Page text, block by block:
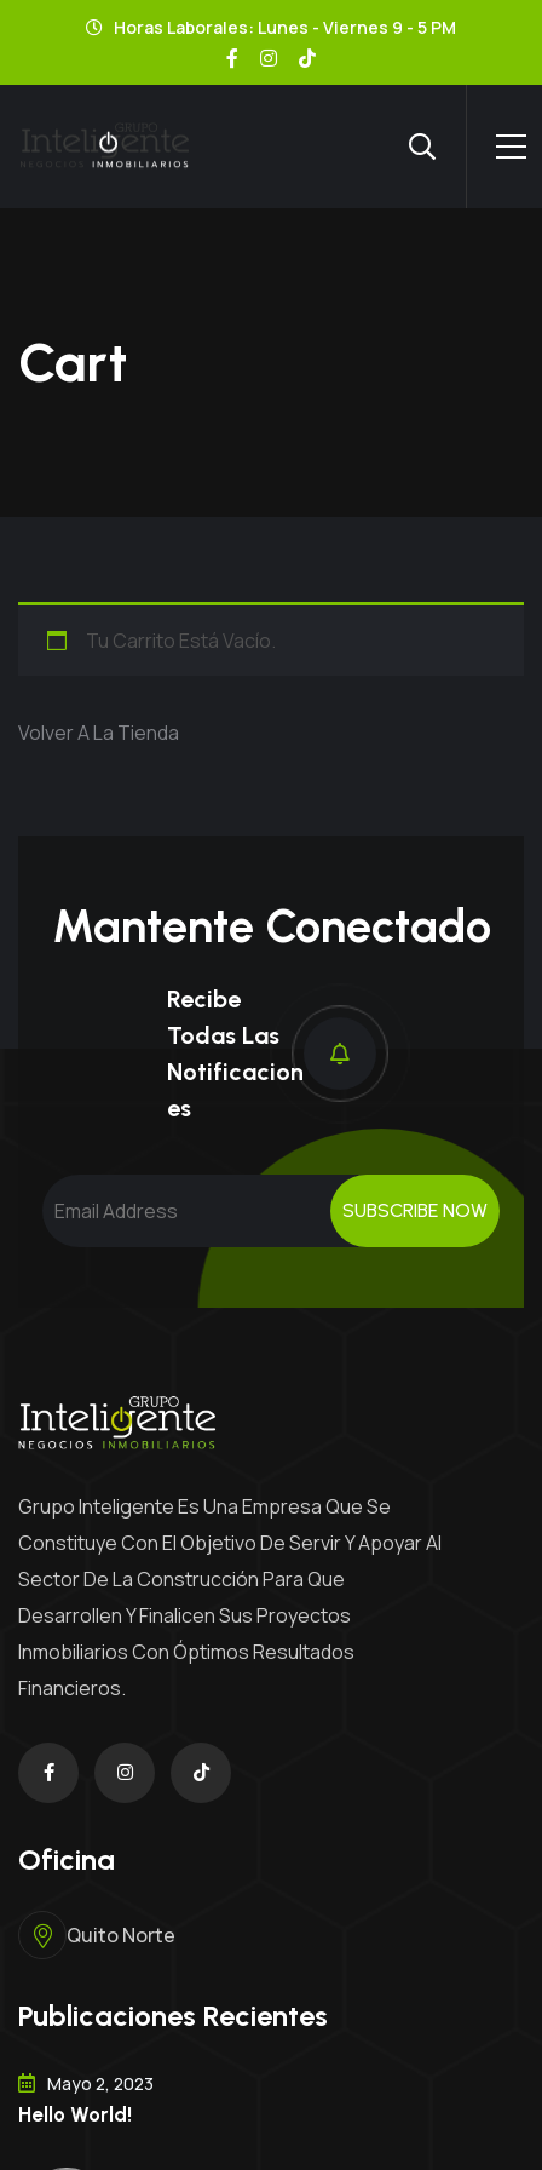
Horas Laborales: Lunes - Viernes 9 - 5 PM
Cart
Tu Carrito Está Vacío.
Volver A La Tienda
Mantente Conectado
Recibe
Todas Las
Notificacion
Es
SUBSCRIBE NOW
Grupo Inteligente Es Una Empresa Que Se
Constituye Con El Objetivo De Servir Y Apoyar Al
Sector De La Construcción Para Que
Desarrollen Y Finalicen Sus Proyectos
Inmobiliarios Con Óptimos Resultados
Financieros.
Oficina
Quito Norte
Publicaciones Recientes
Mayo 2, 2023
Hello World!